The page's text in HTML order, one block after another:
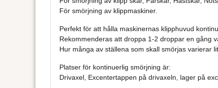
För smörjning av klippmaskiner.
Perfekt för att hålla maskinernas klipphuvud
Rekommenderas att droppa 1-2 droppar en gång
Hur många av ställena som skall smörjas varierar
Platser för kontinuerlig smörjning är:
Drivaxel, Excentertappen på drivaxeln, lager på